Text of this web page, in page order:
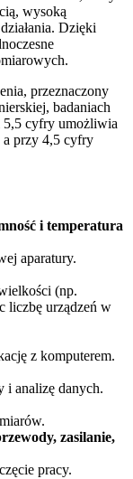
wysoką
Dzięki
przeznaczony
badaniach
5,5 cyfry umożliwia
przy 4,5 cyfry
i temperatura
aparatury.
(np.
liczbę urządzeń w
z komputerem.
i analizę danych.
zasilanie,
pracy.